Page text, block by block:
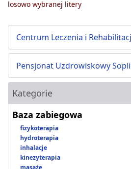
losowo wybranej litery
Centrum Leczenia i
Pensjonat Uzdrowiskowy
Kategorie
Baza zabiegowa
fizykoterapia
hydroterapia
inhalacje
kinezyterapia